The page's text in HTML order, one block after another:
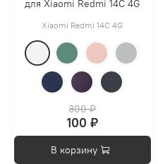
для Xiaomi Redmi 14C 4G
Xiaomi Redmi 14C 4G
300 ₽
100 ₽
В корзину